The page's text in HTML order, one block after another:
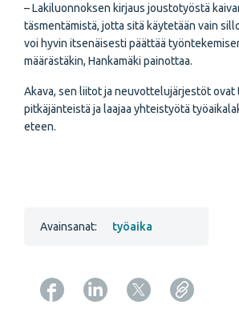
– Lakiluonnoksen kirjaus joustotyöstä
täsmentämistä, jotta sitä käytetään vain
voi hyvin itsenäisesti päättää
määrästäkin, Hankamäki painottaa.
Akava, sen liitot ja neuvottelujärjestöt
pitkäjänteistä ja laajaa yhteistyötä
eteen.
Avainsanat: työaika